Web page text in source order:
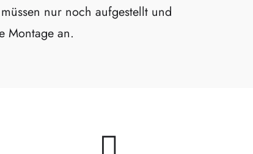
nur noch aufgestellt und
Montage an.